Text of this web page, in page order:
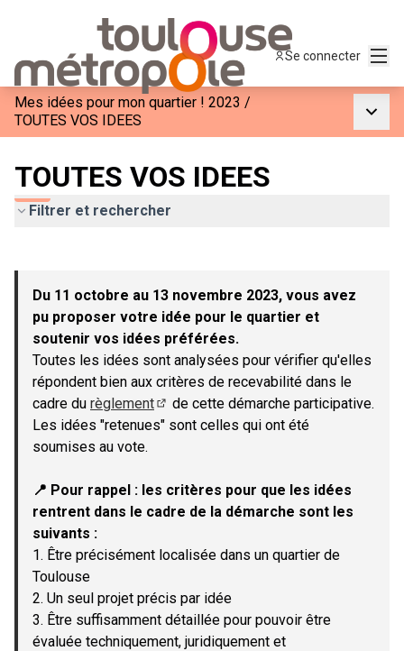
Se connecter
Mes idées pour mon quartier ! 2023 /
TOUTES VOS IDEES
TOUTES VOS IDEES
Filtrer et rechercher
−
Du 11 octobre au 13 novembre 2023, vous avez
pu proposer votre idée pour le quartier et
soutenir vos idées préférées.
Toutes les idées sont analysées pour vérifier qu'elles
répondent bien aux critères de recevabilité dans le
cadre du règlement
(Lien externe)
de cette démarche participative.
Les idées "retenues" sont celles qui ont été
soumises au vote.
📍 Pour rappel : les critères pour que les idées
rentrent dans le cadre de la démarche sont les
suivants :
1. Être précisément localisée dans un quartier de
Toulouse
2. Un seul projet précis par idée
3. Être suffisamment détaillée pour pouvoir être
évaluée techniquement, juridiquement et